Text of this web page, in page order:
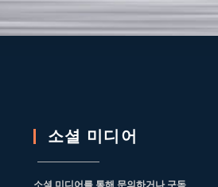
소셜 미디어